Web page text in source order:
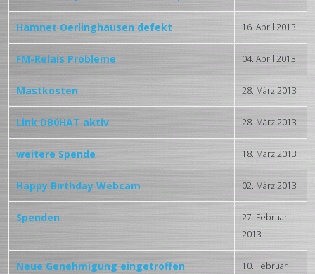
Hamnet Oerlinghausen defekt 16. April 2013
FM-Relais Probleme 04. April 2013
Mastkosten 28. März 2013
Link DB0HAT aktiv 28. März 2013
weitere Spende 18. März 2013
Happy Birthday Webcam 02. März 2013
Spenden
27. Februar
2013
Neue Genehmigung eingetroffen
10. Februar